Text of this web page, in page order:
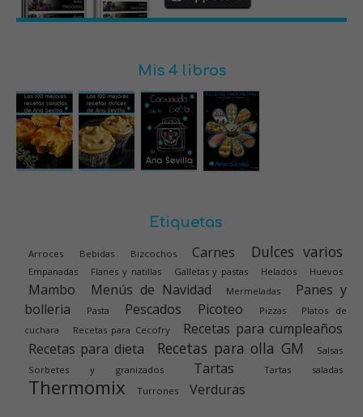
Mis 4 libros
Etiquetas
Arroces Bebidas Bizcochos Carnes Dulces varios
Empanadas Flanes y natillas Galletas y pastas Helados Huevos
Mambo Menús de Navidad Mermeladas
Panes y
bolleria
Pasta Pescados Picoteo Pizzas
Platos de
cuchara
Recetas para Cecofry
Recetas para cumpleaños
Recetas para dieta
Recetas para olla GM
Salsas
Sorbetes y granizados
Tartas Tartas saladas
Thermomix Turrones Verduras